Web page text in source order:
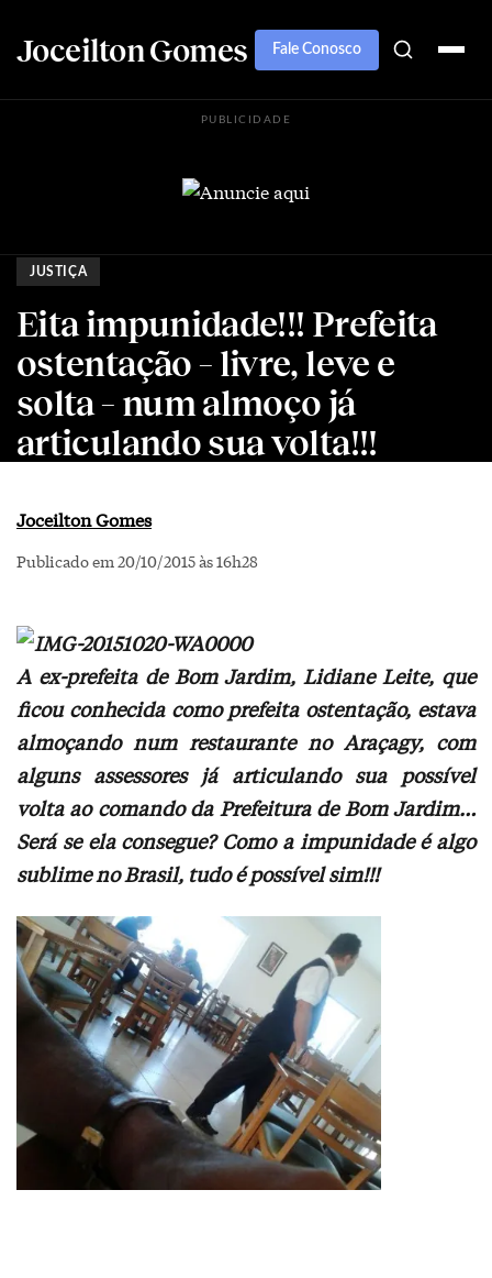
Joceilton Gomes Fale Conosco
PUBLICIDADE
JUSTIÇA
Eita impunidade!!! Prefeita
ostentação – livre, leve e
solta – num almoço já
articulando sua volta!!!
Joceilton Gomes
Publicado em 20/10/2015 às 16h28
A ex-prefeita de Bom Jardim, Lidiane Leite, que
ficou conhecida como prefeita ostentação, estava
almoçando num restaurante no Araçagy, com
alguns assessores já articulando sua possível
volta ao comando da Prefeitura de Bom Jardim…
Será se ela consegue? Como a impunidade é algo
sublime no Brasil, tudo é possível sim!!!